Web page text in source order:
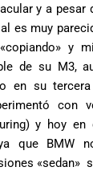
y a pesar
es muy
y
de su M3,
en su
con
y hoy en
que BMW
«sedan»